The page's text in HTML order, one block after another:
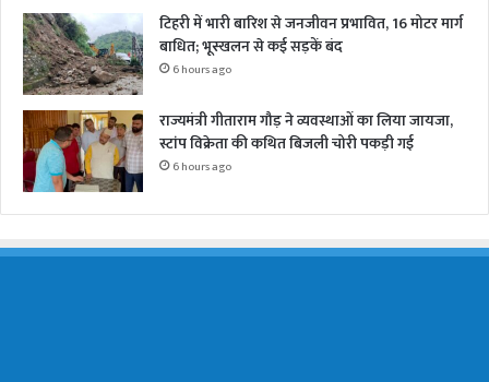
टिहरी में भारी बारिश से जनजीवन प्रभावित, 16 मोटर मार्ग
बाधित; भूस्खलन से कई सड़कें बंद
6 hours ago
राज्यमंत्री गीताराम गौड़ ने व्यवस्थाओं का लिया जायजा,
स्टांप विक्रेता की कथित बिजली चोरी पकड़ी गई
6 hours ago